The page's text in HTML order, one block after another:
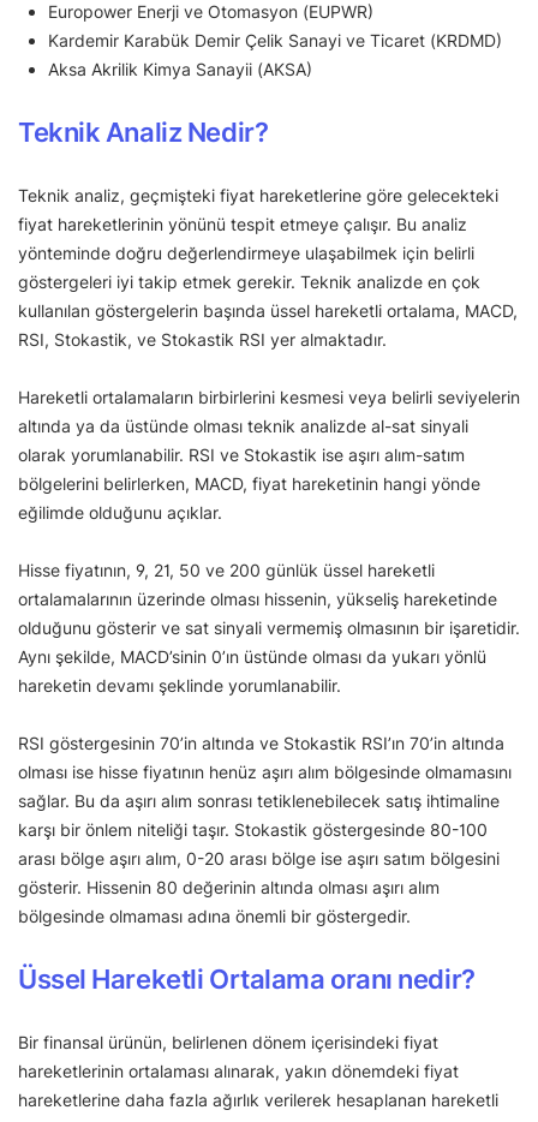
Europower Enerji ve Otomasyon (EUPWR)
Kardemir Karabük Demir Çelik Sanayi ve Ticaret (KRDMD)
Aksa Akrilik Kimya Sanayii (AKSA)
Teknik Analiz Nedir?
Teknik analiz, geçmişteki fiyat hareketlerine göre gelecekteki
fiyat hareketlerinin yönünü tespit etmeye çalışır. Bu analiz
yönteminde doğru değerlendirmeye ulaşabilmek için belirli
göstergeleri iyi takip etmek gerekir. Teknik analizde en çok
kullanılan göstergelerin başında üssel hareketli ortalama, MACD,
RSI, Stokastik, ve Stokastik RSI yer almaktadır.
Hareketli ortalamaların birbirlerini kesmesi veya belirli seviyelerin
altında ya da üstünde olması teknik analizde al-sat sinyali
olarak yorumlanabilir. RSI ve Stokastik ise aşırı alım-satım
bölgelerini belirlerken, MACD, fiyat hareketinin hangi yönde
eğilimde olduğunu açıklar.
Hisse fiyatının, 9, 21, 50 ve 200 günlük üssel hareketli
ortalamalarının üzerinde olması hissenin, yükseliş hareketinde
olduğunu gösterir ve sat sinyali vermemiş olmasının bir işaretidir.
Aynı şekilde, MACD’sinin 0’ın üstünde olması da yukarı yönlü
hareketin devamı şeklinde yorumlanabilir.
RSI göstergesinin 70’in altında ve Stokastik RSI’ın 70’in altında
olması ise hisse fiyatının henüz aşırı alım bölgesinde olmamasını
sağlar. Bu da aşırı alım sonrası tetiklenebilecek satış ihtimaline
karşı bir önlem niteliği taşır. Stokastik göstergesinde 80-100
arası bölge aşırı alım, 0-20 arası bölge ise aşırı satım bölgesini
gösterir. Hissenin 80 değerinin altında olması aşırı alım
bölgesinde olmaması adına önemli bir göstergedir.
Üssel Hareketli Ortalama oranı nedir?
Bir finansal ürünün, belirlenen dönem içerisindeki fiyat
hareketlerinin ortalaması alınarak, yakın dönemdeki fiyat
hareketlerine daha fazla ağırlık verilerek hesaplanan hareketli